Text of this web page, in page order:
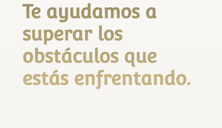
Te ayudamos a
superar los
obstáculos que
estás enfrentando.